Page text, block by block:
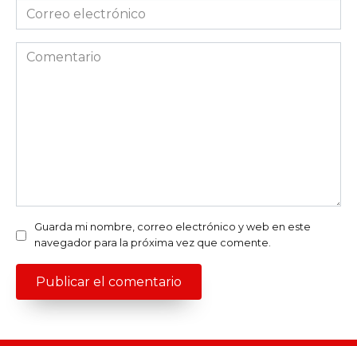
Correo
electrónico
Comentario
Guarda mi nombre, correo electrónico y web en este
navegador para la próxima vez que comente.